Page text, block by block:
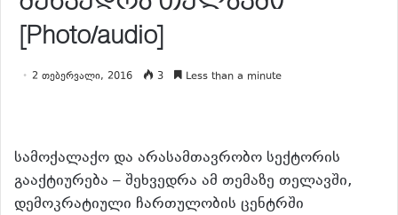
[Photo/audio]
2 თებერვალი, 2016 3 Less than a minute
სამოქალაქო და არასამთავრობო სექტორის
გააქტიურება – შეხვედრა ამ თემაზე თელავში,
დემოკრატიული ჩართულობის ცენტრში